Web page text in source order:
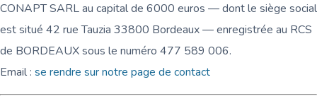
CONAPT SARL au capital de 6000 euros — dont le siège social
est situé 42 rue Tauzia 33800 Bordeaux — enregistrée au RCS
de BORDEAUX sous le numéro 477 589 006.
Email : se rendre sur notre page de contact